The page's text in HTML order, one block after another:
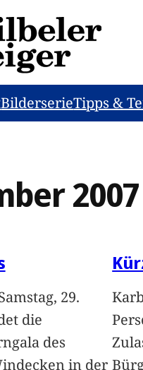
BilderserieTipps &
2007
29.
die
des
in der